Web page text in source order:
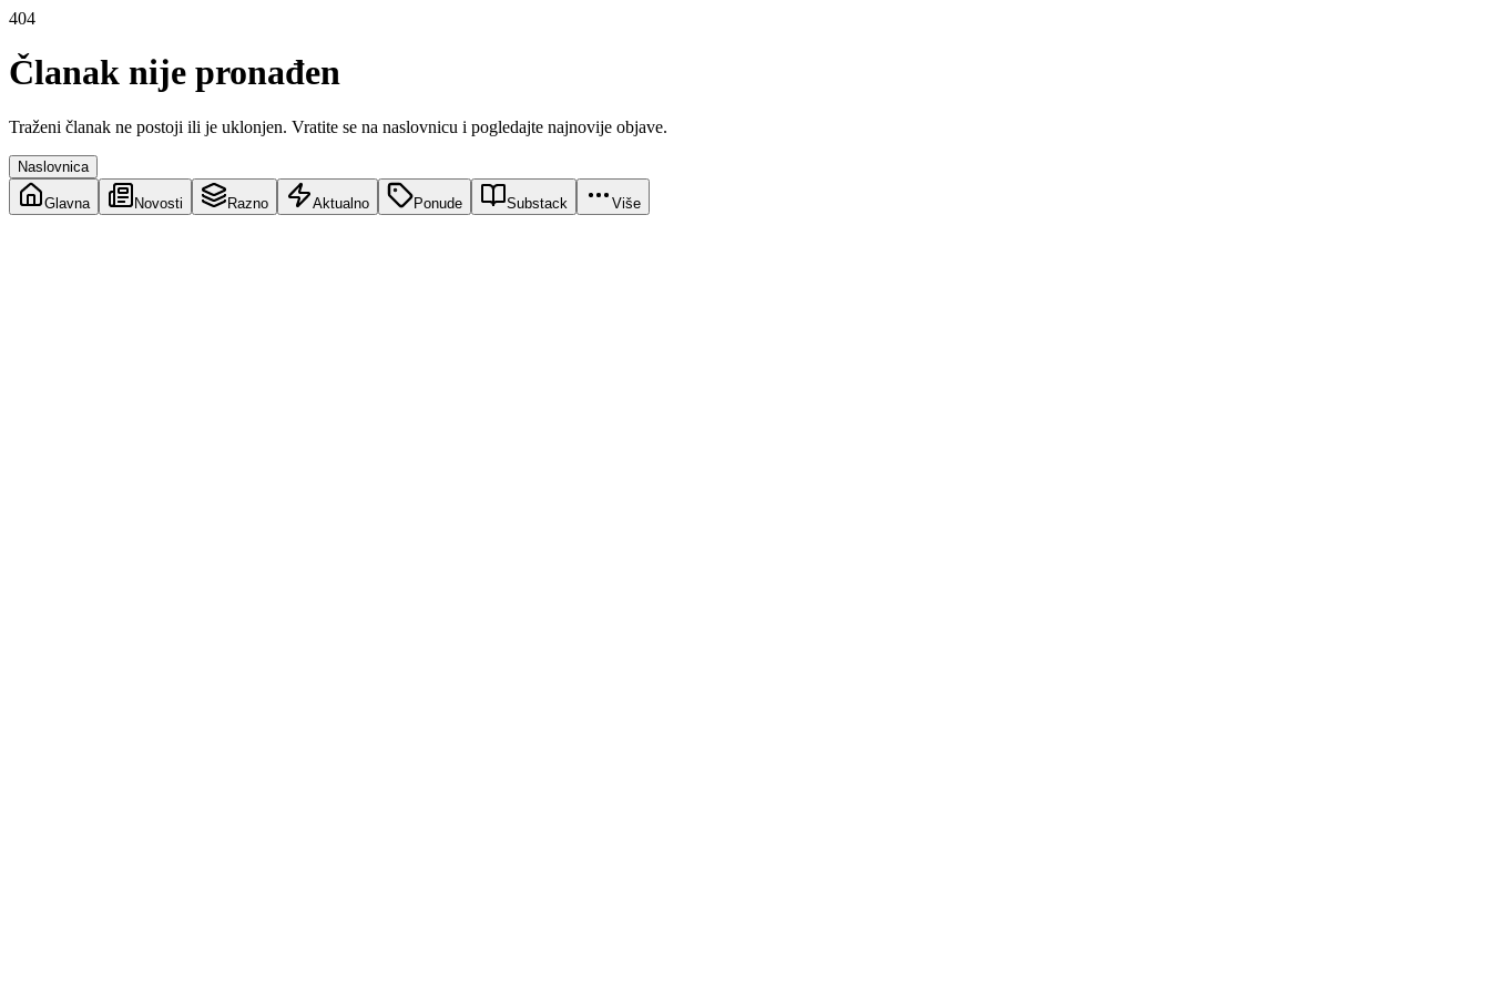
404
Članak nije pronađen
Traženi članak ne postoji ili je uklonjen. Vratite se na naslovnicu i pogledajte najnovije objave.
Naslovnica
Glavna Novosti Razno Aktualno Ponude Substack Više